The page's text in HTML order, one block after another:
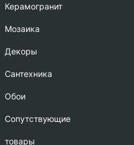
Керамогранит
Мозаика
Декоры
Сантехника
Обои
Сопутствующие
товары